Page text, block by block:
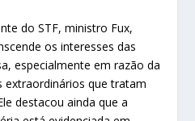
do STF, ministro Fux,
os interesses das
especialmente em razão da
extraordinários que tratam
destacou ainda que a